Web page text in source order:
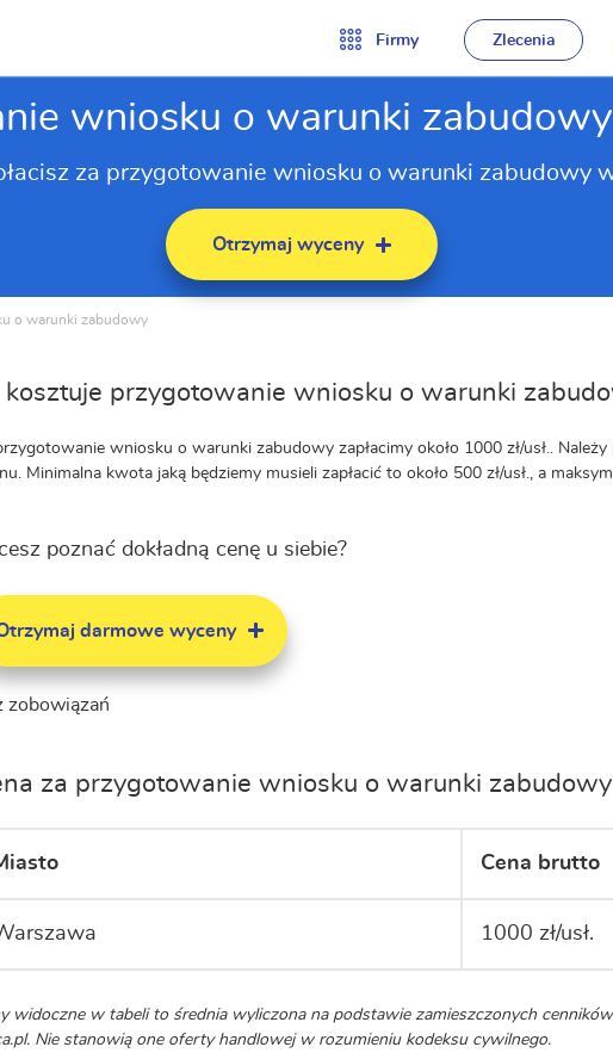
Firmy Zlecenia
wniosku o warunki
za przygotowanie wniosku o warunki zabudowy
Otrzymaj wyceny
o warunki zabudowy
kosztuje przygotowanie wniosku o warunki
wniosku o warunki zabudowy zapłacimy około 1000 zł/usł..
Minimalna kwota jaką będziemy musieli zapłacić to około 500 zł/usł., a
poznać dokładną cenę u siebie?
darmowe wyceny
zobowiązań
za przygotowanie wniosku o warunki
Cena brutto
1000 zł/usł.
widoczne w tabeli to średnia wyliczona na podstawie zamieszczonych
Nie stanowią one oferty handlowej w rozumieniu kodeksu cywilnego.